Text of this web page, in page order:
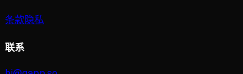
条款隐私
联系